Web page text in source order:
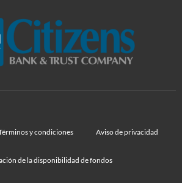
y condiciones Aviso de privacidad
de la disponibilidad de fondos